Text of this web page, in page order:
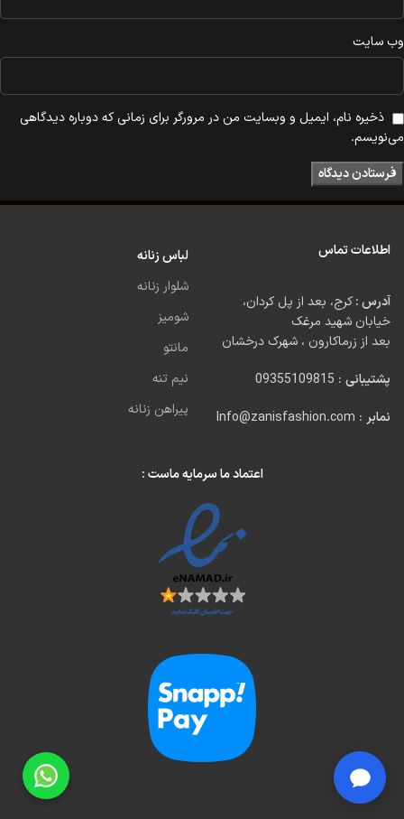
وب‌ سایت
ذخیره نام، ایمیل و وبسایت من در مرورگر برای زمانی که دوباره دیدگاهی
می‌نویسم.
اطلاعات تماس
آدرس :کرج، بعد از پل کردان،
خیابان شهید مرغک
بعد از زرماکارون ، شهرک درخشان
پشتیبانی : 09355109815
نمابر : Info@zanisfashion.com
لباس زنانه
شلوار زنانه
شومیز
مانتو
نیم تنه
پیراهن زنانه
اعتماد ما سرمایه ماست :